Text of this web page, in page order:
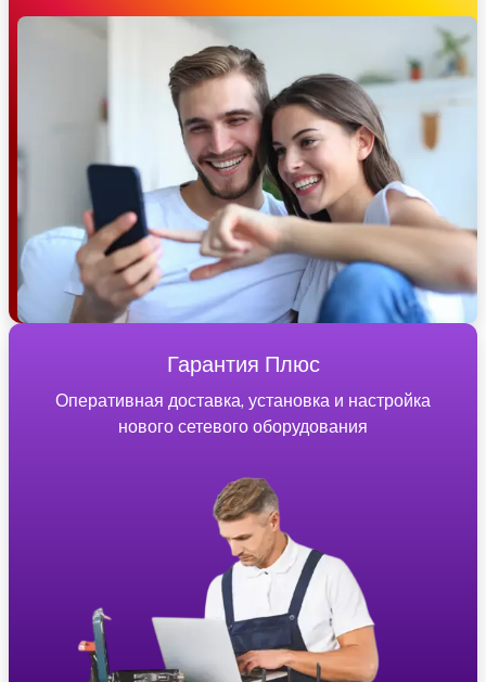
Гарантия Плюс
Оперативная доставка, установка и настройка
нового сетевого оборудования